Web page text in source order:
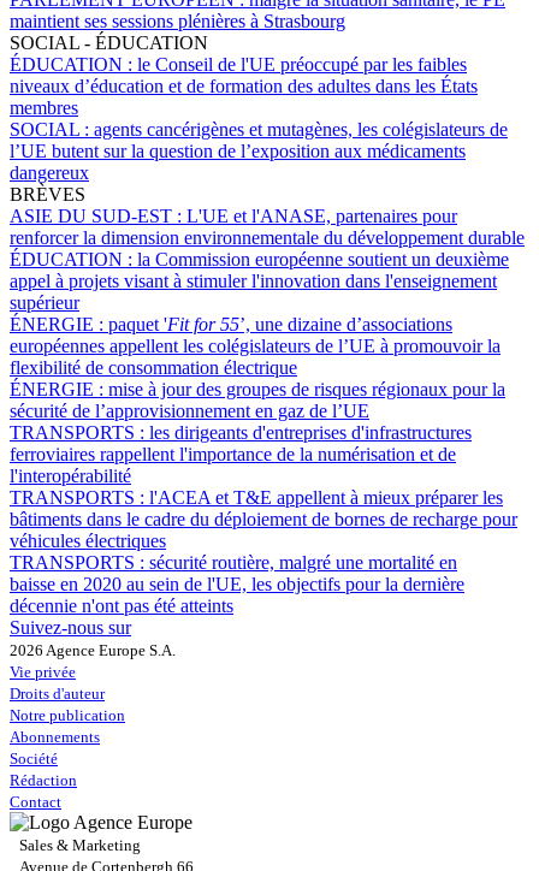
maintient ses sessions plénières à Strasbourg
SOCIAL - ÉDUCATION
ÉDUCATION : le Conseil de l'UE préoccupé par les faibles
niveaux d’éducation et de formation des adultes dans les États
membres
SOCIAL : agents cancérigènes et mutagènes, les colégislateurs de
l’UE butent sur la question de l’exposition aux médicaments
dangereux
BRÈVES
ASIE DU SUD-EST : L'UE et l'ANASE, partenaires pour
renforcer la dimension environnementale du développement durable
ÉDUCATION : la Commission européenne soutient un deuxième
appel à projets visant à stimuler l'innovation dans l'enseignement
supérieur
ÉNERGIE : paquet 'Fit for 55’, une dizaine d’associations
européennes appellent les colégislateurs de l’UE à promouvoir la
flexibilité de consommation électrique
ÉNERGIE : mise à jour des groupes de risques régionaux pour la
sécurité de l’approvisionnement en gaz de l’UE
TRANSPORTS : les dirigeants d'entreprises d'infrastructures
ferroviaires rappellent l'importance de la numérisation et de
l'interopérabilité
TRANSPORTS : l'ACEA et T&E appellent à mieux préparer les
bâtiments dans le cadre du déploiement de bornes de recharge pour
véhicules électriques
TRANSPORTS : sécurité routière, malgré une mortalité en
baisse en 2020 au sein de l'UE, les objectifs pour la dernière
décennie n'ont pas été atteints
Suivez-nous sur
2026 Agence Europe S.A.
Vie privée
Droits d'auteur
Notre publication
Abonnements
Société
Rédaction
Contact
Sales & Marketing
Avenue de Cortenbergh 66